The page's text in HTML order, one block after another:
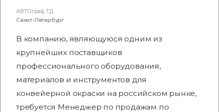
АВТОграф, ТД
Санкт-Петербург
В компанию, являющуюся одним из
крупнейших поставщиков
профессионального оборудования,
материалов и инструментов для
конвейерной окраски на российском рынке,
требуется Менеджер по продажам по